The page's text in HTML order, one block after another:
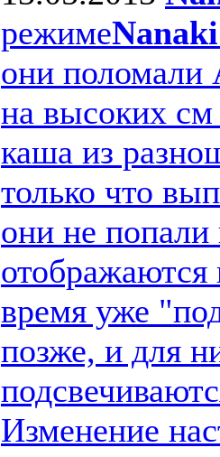
режиме
они поломали
на высоких
каша из
только что
они не попали
время уже
позже, и для
Изменение